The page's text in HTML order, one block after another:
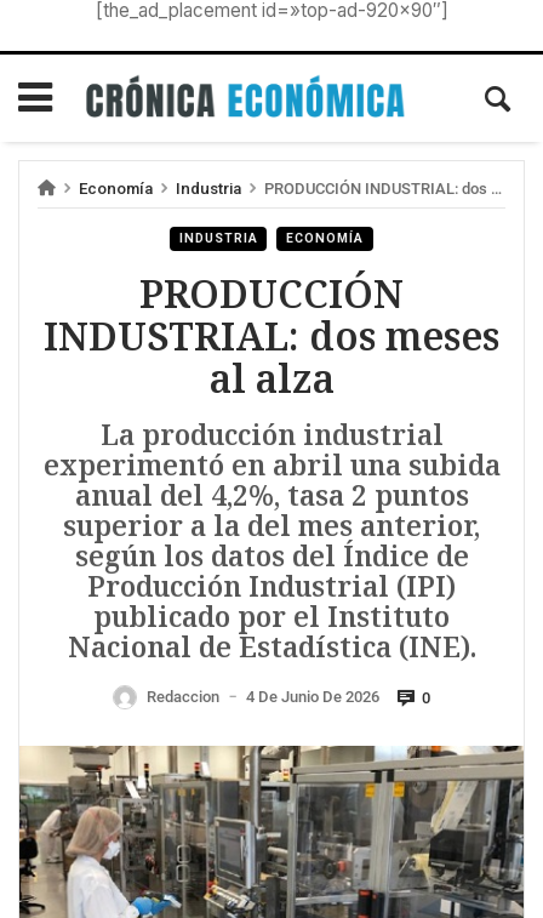
[the_ad_placement id=»top-ad-920×90″]
Economía Industria PRODUCCIÓN INDUSTRIAL: dos meses al alza
INDUSTRIA ECONOMÍA
PRODUCCIÓN
INDUSTRIAL: dos meses
al alza
La producción industrial
experimentó en abril una subida
anual del 4,2%, tasa 2 puntos
superior a la del mes anterior,
según los datos del Índice de
Producción Industrial (IPI)
publicado por el Instituto
Nacional de Estadística (INE).
Redaccion — 4 De Junio De 2026 0